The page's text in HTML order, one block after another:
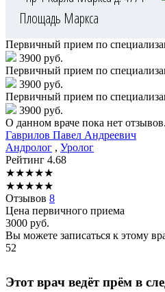
Площадь Маркса
Первичный прием по
3900 руб.
Первичный прием по
3900 руб.
Первичный прием по
3900 руб.
О данном враче пока нет отзывов.
Гаврилов Павел Андреевич
Андролог , Уролог
Рейтинг 4.68
★★★★★
★★★★★
Отзывов 8
Цена первичного приема
3000 руб.
Вы можете записаться к этому
52
Этот врач ведёт прём в